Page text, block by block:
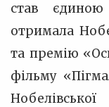
став
отримала
та премію
фільму